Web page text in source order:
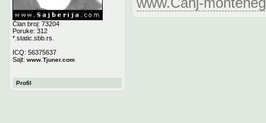
Član broj: 73204
Poruke: 312
*.static.sbb.rs.
ICQ: 56375637
Sajt: www.Tjuner.com
Profil